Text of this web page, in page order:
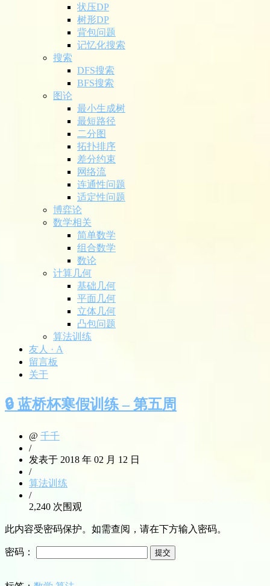
状压DP
树形DP
背包问题
记忆化搜索
搜索
DFS搜索
BFS搜索
图论
最小生成树
最短路径
二分图
拓扑排序
差分约束
网络流
连通性问题
适定性问题
博弈论
数学相关
简单数学
组合数学
数论
计算几何
基础几何
平面几何
立体几何
凸包问题
算法训练
友人 · A
留言板
关于
🔒 蓝桥杯寒假训练 – 第五周
@ 千千
/
发表于 2018 年 02 月 12 日
/
算法训练
/
2,240 次围观
此内容受密码保护。如需查阅，请在下方输入密码。
密码：